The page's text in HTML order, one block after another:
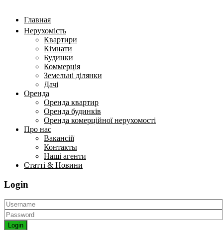
Главная
Нерухомість
Квартири
Кімнати
Будинки
Коммерція
Земельні ділянки
Дачі
Оренда
Оренда квартир
Оренда будинків
Оренда комерційної нерухомості
Про нас
Вакансіії
Контакты
Наші агенти
Статті & Новини
Login
Login